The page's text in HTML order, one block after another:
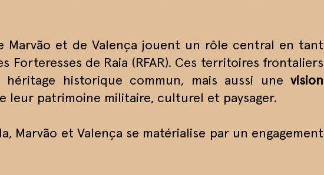
Marvão et de Valença jouent un rôle central en tant
Forteresses de Raia (RFAR). Ces territoires frontaliers
historique commun, mais aussi une vision
leur patrimoine militaire, culturel et paysager.
Marvão et Valença se matérialise par un engagement